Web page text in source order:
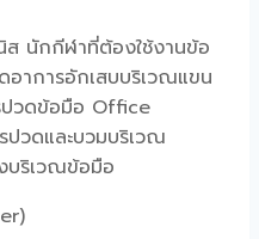
ส นักกีฬาที่ต้องใช้งานข้อ
าการอักเสบบริเวณแขน
วดข้อมือ Office
ปวดและบวมบริเวณ
บริเวณข้อมือ